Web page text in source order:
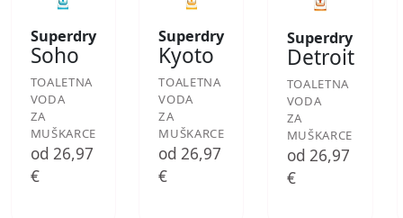
Superdry
Soho
TOALETNA
VODA
ZA
MUŠKARCE
od 26,97
€
Superdry
Kyoto
TOALETNA
VODA
ZA
MUŠKARCE
od 26,97
€
Superdry
Detroit
TOALETNA
VODA
ZA
MUŠKARCE
od 26,97
€